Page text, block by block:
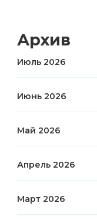
Архив
Июль 2026
Июнь 2026
Май 2026
Апрель 2026
Март 2026